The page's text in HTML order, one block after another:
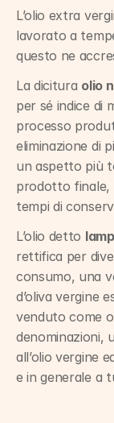
L’olio extra
lavorato a
questo ne
La dicitura olio
per sé indice di
processo
eliminazione di
un aspetto più
prodotto finale,
tempi di
L’olio detto
rettifica per
consumo, una
d’oliva vergine
venduto come
denominazioni,
all’olio vergine
e in generale a